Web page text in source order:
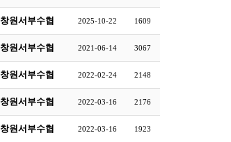
창원서부수협 2025-10-22 1609
창원서부수협 2021-06-14 3067
창원서부수협 2022-02-24 2148
창원서부수협 2022-03-16 2176
창원서부수협 2022-03-16 1923